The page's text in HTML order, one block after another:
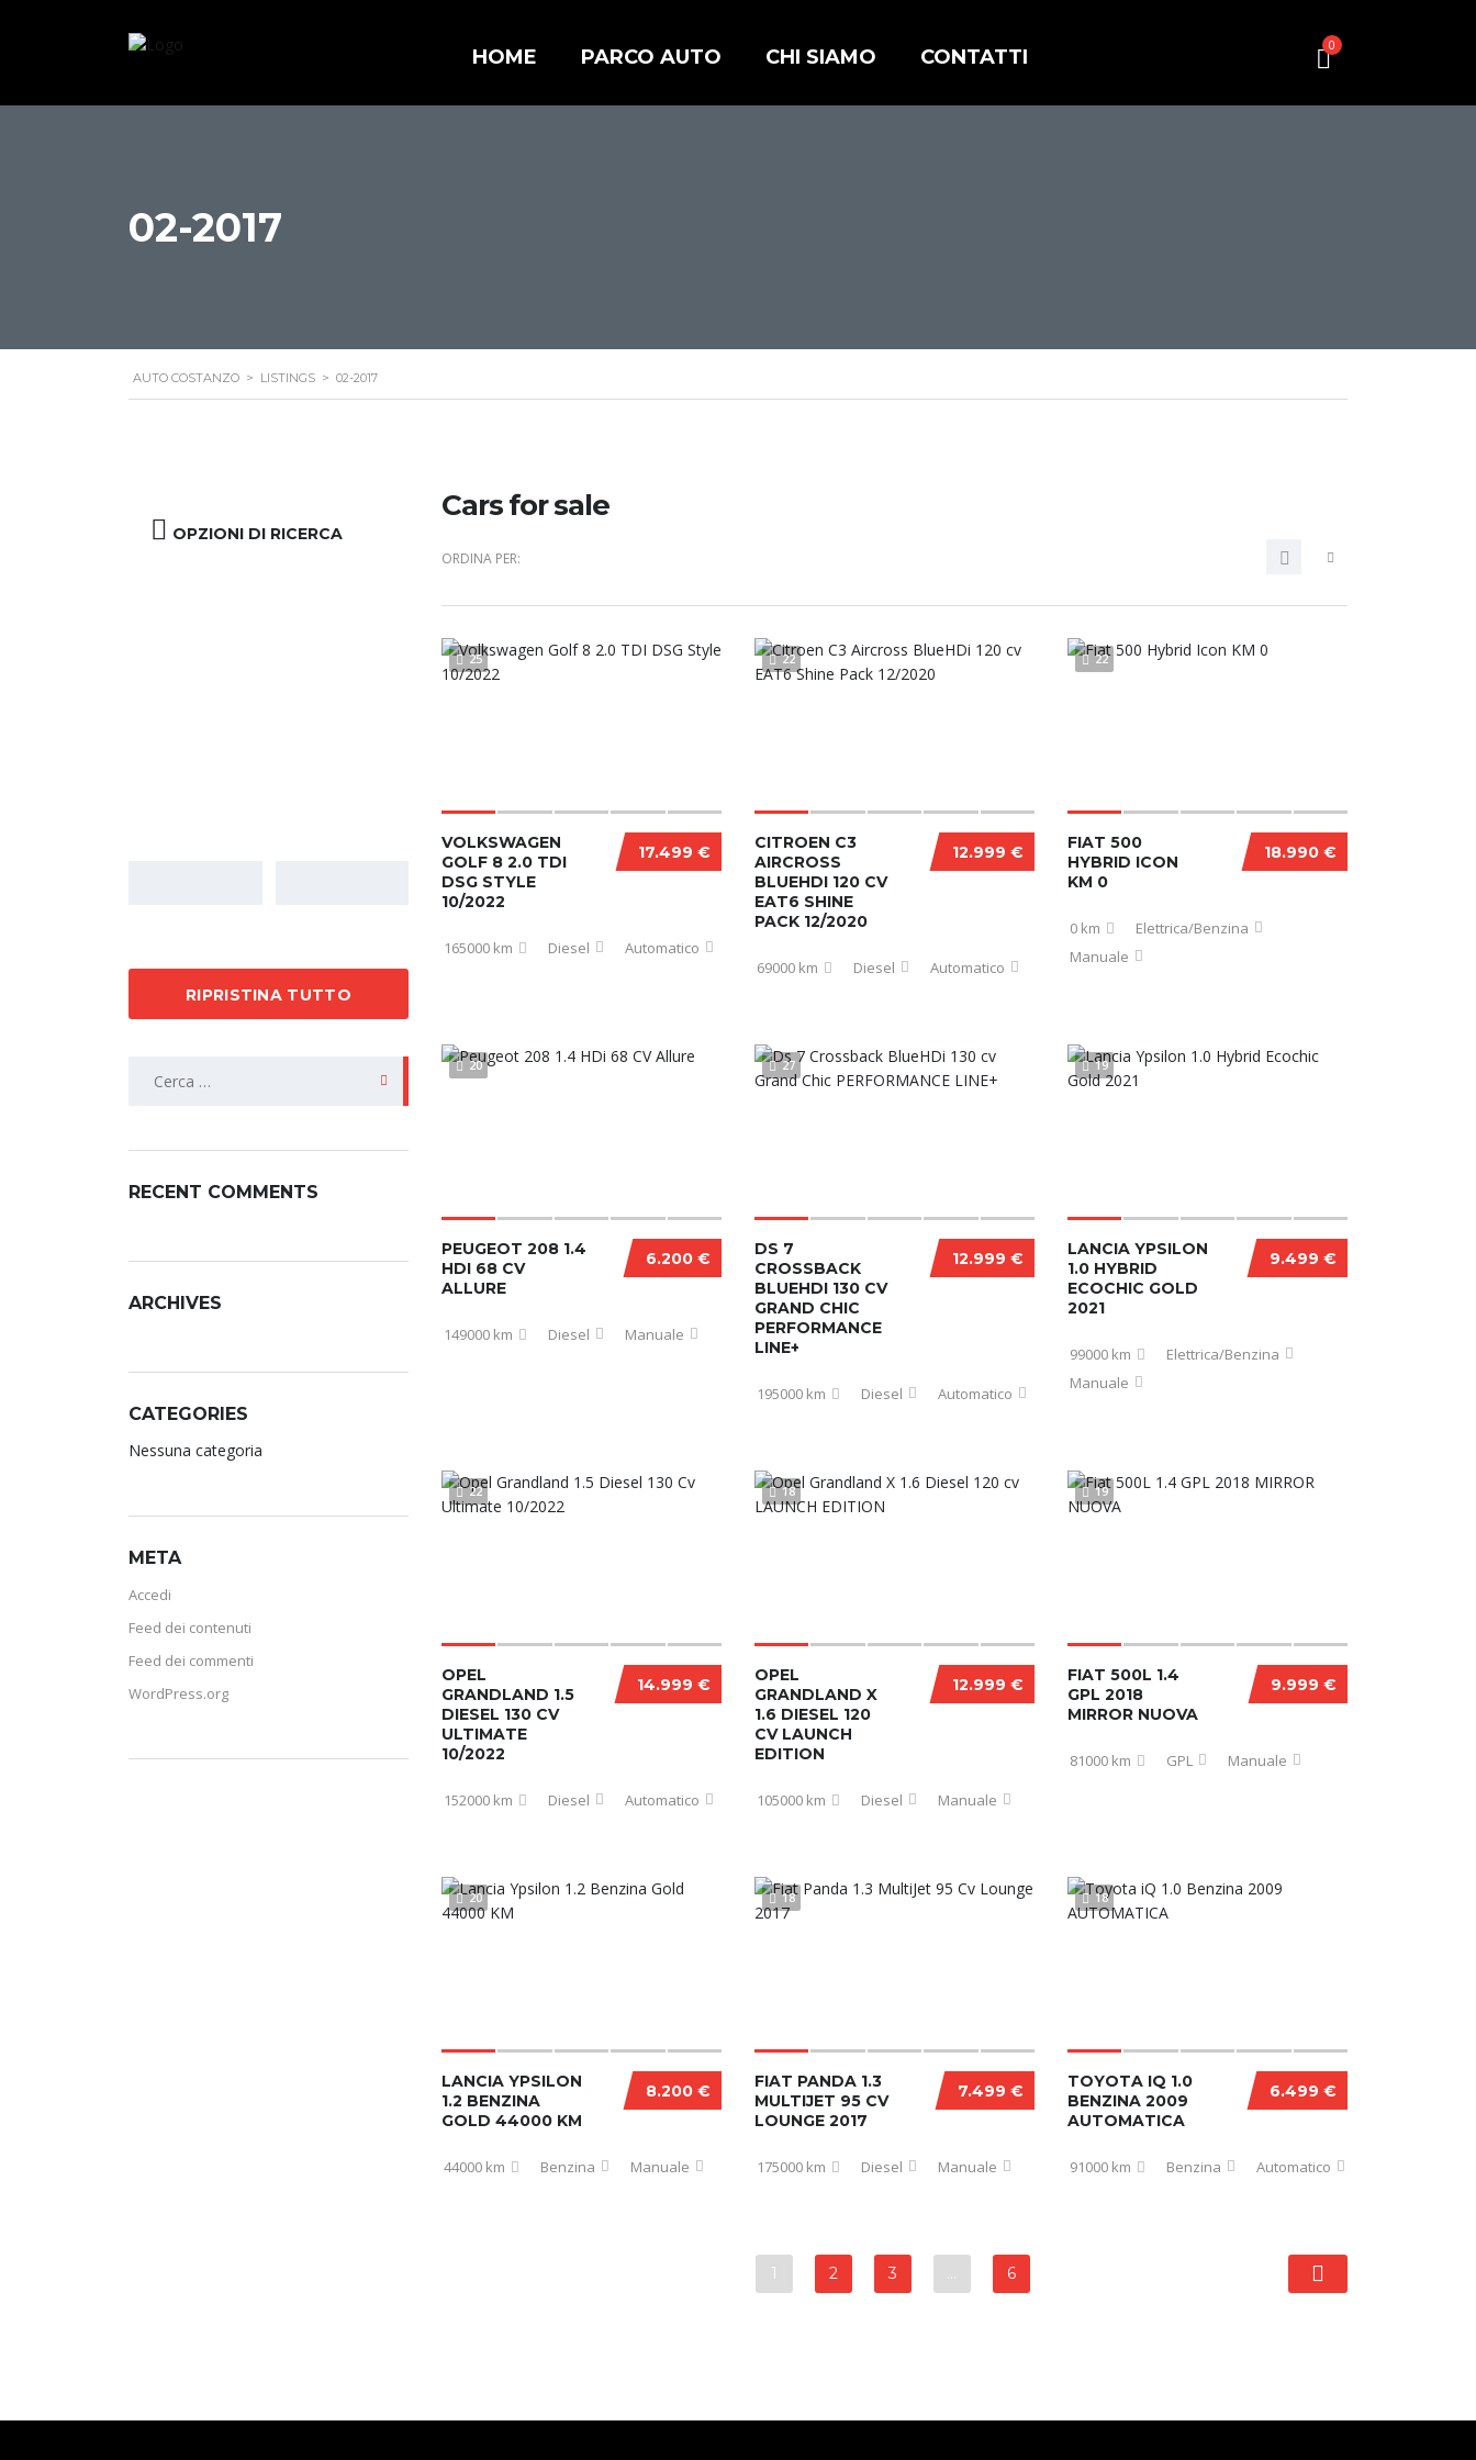
0
HOME PARCO AUTO CHI SIAMO CONTATTI
02-2017
AUTO COSTANZO > LISTINGS > 02-2017
OPZIONI DI RICERCA
RIPRISTINA TUTTO
RECENT COMMENTS
ARCHIVES
CATEGORIES
Nessuna categoria
META
Accedi
Feed dei contenuti
Feed dei commenti
WordPress.org
Cars for sale
ORDINA PER:
25
17.499 €
VOLKSWAGEN
GOLF 8 2.0 TDI
DSG STYLE
10/2022
165000 km Diesel Automatico
22
12.999 €
CITROEN C3
AIRCROSS
BLUEHDI 120 CV
EAT6 SHINE
PACK 12/2020
69000 km Diesel Automatico
22
18.990 €
FIAT 500
HYBRID ICON
KM 0
0 km
Elettrica/Benzina
Manuale
20
6.200 €
PEUGEOT 208 1.4
HDI 68 CV
ALLURE
149000 km Diesel Manuale
27
12.999 €
DS 7
CROSSBACK
BLUEHDI 130 CV
GRAND CHIC
PERFORMANCE
LINE+
195000 km Diesel Automatico
19
9.499 €
LANCIA YPSILON
1.0 HYBRID
ECOCHIC GOLD
2021
99000 km
Elettrica/Benzina
Manuale
22
14.999 €
OPEL
GRANDLAND 1.5
DIESEL 130 CV
ULTIMATE
10/2022
152000 km Diesel Automatico
18
12.999 €
OPEL
GRANDLAND X
1.6 DIESEL 120
CV LAUNCH
EDITION
105000 km Diesel Manuale
19
9.999 €
FIAT 500L 1.4
GPL 2018
MIRROR NUOVA
81000 km GPL Manuale
20
8.200 €
LANCIA YPSILON
1.2 BENZINA
GOLD 44000 KM
44000 km Benzina Manuale
18
7.499 €
FIAT PANDA 1.3
MULTIJET 95 CV
LOUNGE 2017
175000 km Diesel Manuale
18
6.499 €
TOYOTA IQ 1.0
BENZINA 2009
AUTOMATICA
91000 km Benzina Automatico
1 2 3 … 6